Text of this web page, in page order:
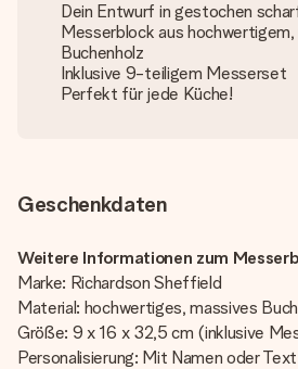
Dein Entwurf in gestochen
Messerblock aus
Buchenholz
Inklusive 9-teiligem Messerset
Perfekt für jede Küche!
Geschenkdaten
Weitere Informationen zum
Marke: Richardson Sheffield
Material: hochwertiges, massives
Größe: 9 x 16 x 32,5 cm (inklusive
Personalisierung: Mit Namen oder Text